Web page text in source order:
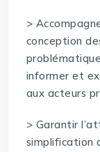
>
conception
informer et
aux acteurs
> Garantir
simplification